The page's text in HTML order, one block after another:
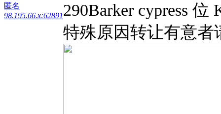
匿名
98.195.66.x:62891290Barker cypress
特殊原因转让有意者